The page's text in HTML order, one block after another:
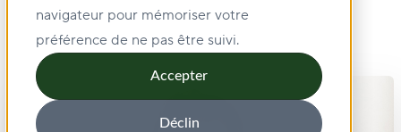
navigateur pour mémoriser votre
préférence de ne pas être suivi.
Accepter
Déclin